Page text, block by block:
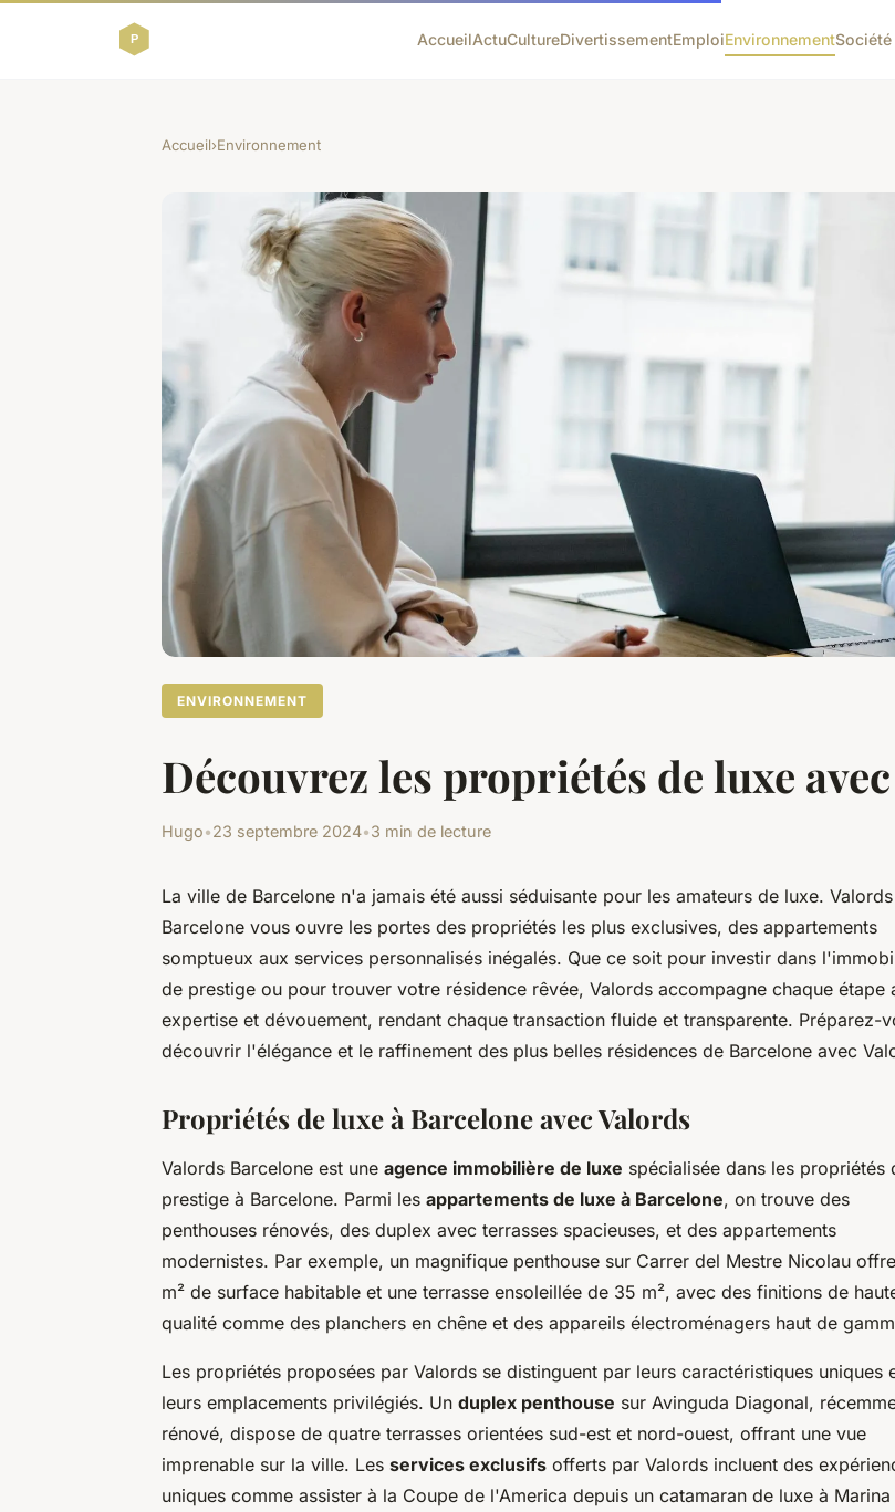
AccueilActuCultureDivertissementEmploiEnvironnementSociété
Accueil›Environnement
ENVIRONNEMENT
Découvrez les propriétés de luxe
Hugo•23 septembre 2024•3 min de lecture
La ville de Barcelone n'a jamais été aussi séduisante pour les amateurs de luxe. Valords
Barcelone vous ouvre les portes des propriétés les plus exclusives, des appartements
somptueux aux services personnalisés inégalés. Que ce soit pour investir dans
de prestige ou pour trouver votre résidence rêvée, Valords accompagne chaque étape
expertise et dévouement, rendant chaque transaction fluide et transparente. Préparez-
découvrir l'élégance et le raffinement des plus belles résidences de Barcelone avec
Propriétés de luxe à Barcelone avec Valords
Valords Barcelone est une agence immobilière de luxe spécialisée dans les propriétés
prestige à Barcelone. Parmi les appartements de luxe à Barcelone, on trouve des
penthouses rénovés, des duplex avec terrasses spacieuses, et des appartements
modernistes. Par exemple, un magnifique penthouse sur Carrer del Mestre Nicolau
m² de surface habitable et une terrasse ensoleillée de 35 m², avec des finitions de
qualité comme des planchers en chêne et des appareils électroménagers haut de
Les propriétés proposées par Valords se distinguent par leurs caractéristiques uniques
leurs emplacements privilégiés. Un duplex penthouse sur Avinguda Diagonal,
rénové, dispose de quatre terrasses orientées sud-est et nord-ouest, offrant une vue
imprenable sur la ville. Les services exclusifs offerts par Valords incluent des
uniques comme assister à la Coupe de l'America depuis un catamaran de luxe à